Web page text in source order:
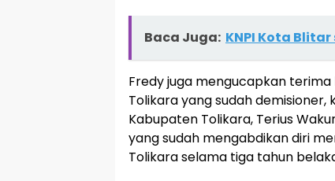
Baca Juga: KNPI Kota
Fredy juga mengucapkan
Tolikara yang sudah demisioner,
Kabupaten Tolikara, Terius
yang sudah mengabdikan diri
Tolikara selama tiga tahun